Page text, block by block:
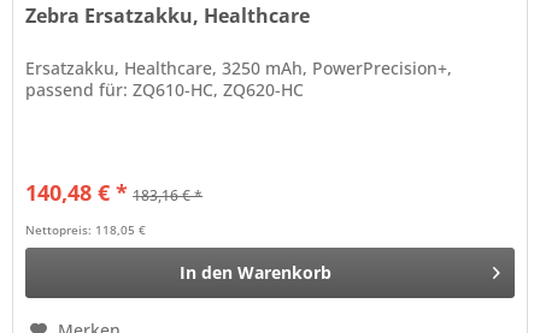
Zebra Ersatzakku, Healthcare
Ersatzakku, Healthcare, 3250 mAh, PowerPrecision+,
passend für: ZQ610-HC, ZQ620-HC
140,48 € * 183,16 € *
Nettopreis: 118,05 €
In den Warenkorb